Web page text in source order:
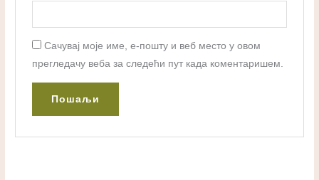
Сачувај моје име, е-пошту и веб место у овом
прегледачу веба за следећи пут када коментаришем.